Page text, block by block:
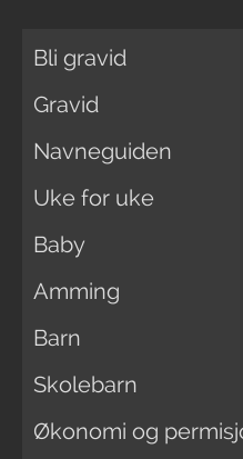
Bli gravid
Gravid
Navneguiden
Uke for uke
Baby
Amming
Barn
Skolebarn
Økonomi og